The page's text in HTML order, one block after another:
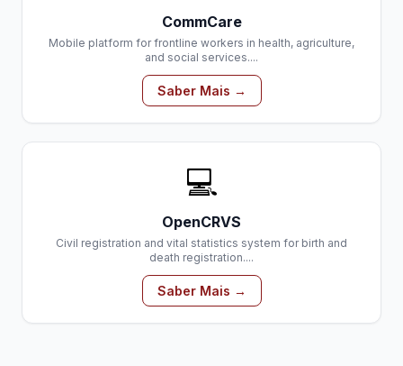
CommCare
Mobile platform for frontline workers in health, agriculture,
and social services....
Saber Mais →
💻
OpenCRVS
Civil registration and vital statistics system for birth and
death registration....
Saber Mais →